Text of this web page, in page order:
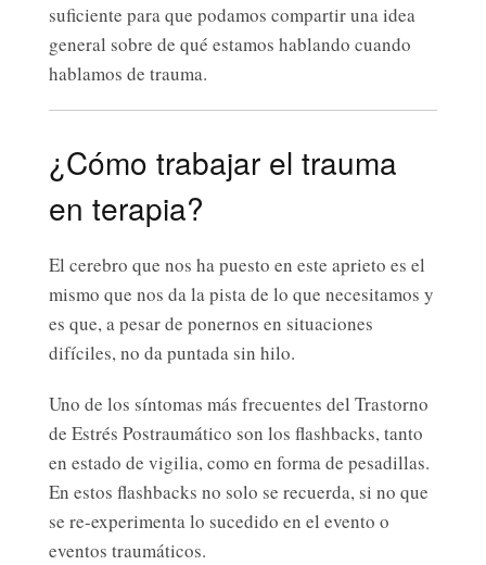
suficiente para que podamos compartir una idea
general sobre de qué estamos hablando cuando
hablamos de trauma.
¿Cómo trabajar el trauma
en terapia?
El cerebro que nos ha puesto en este aprieto es el
mismo que nos da la pista de lo que necesitamos y
es que, a pesar de ponernos en situaciones
difíciles, no da puntada sin hilo.
Uno de los síntomas más frecuentes del Trastorno
de Estrés Postraumático son los flashbacks, tanto
en estado de vigilia, como en forma de pesadillas.
En estos flashbacks no solo se recuerda, si no que
se re-experimenta lo sucedido en el evento o
eventos traumáticos.